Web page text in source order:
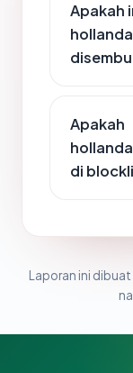
Apakah
Apakah
di
Laporan ini